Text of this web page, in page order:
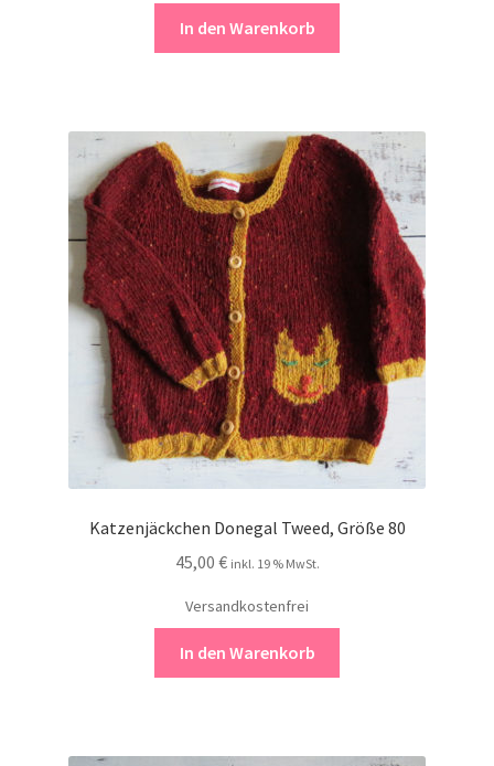
In den Warenkorb
Katzenjäckchen Donegal Tweed, Größe 80
45,00 € inkl. 19 % MwSt.
Versandkostenfrei
In den Warenkorb